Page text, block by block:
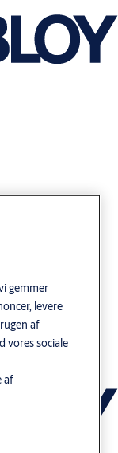
gemmer
levere
af
vores sociale
af